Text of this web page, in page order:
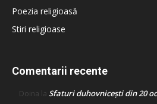
Poezia religioasă
Stiri religioase
Comentarii recente
Doina la Sfaturi duhovnicești din 20